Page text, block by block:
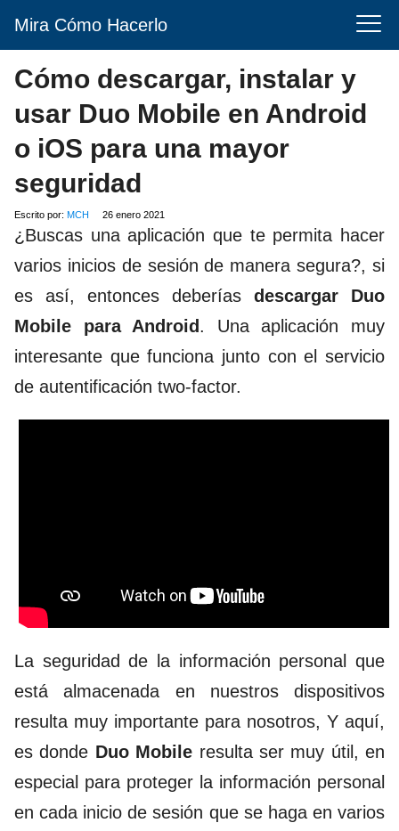
Mira Cómo Hacerlo
Cómo descargar, instalar y
usar Duo Mobile en Android
o iOS para una mayor
seguridad
Escrito por: MCH 26 enero 2021
¿Buscas una aplicación que te permita hacer
varios inicios de sesión de manera segura?, si
es así, entonces deberías descargar Duo
Mobile para Android . Una aplicación muy
interesante que funciona junto con el servicio
de autentificación two-factor.
La seguridad de la información personal que
está almacenada en nuestros dispositivos
resulta muy importante para nosotros, Y aquí,
es donde Duo Mobile resulta ser muy útil, en
especial para proteger la información personal
en cada inicio de sesión que se haga en varios